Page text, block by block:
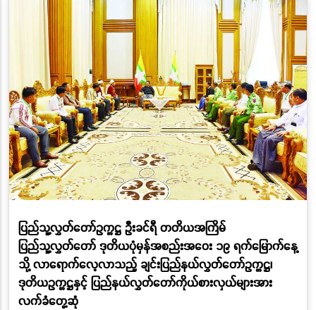
ပြည်သူ့လွှတ်တော်ဥက္ကဋ္ဌ ဦးခင်ရီ တတိယအကြိမ်
ပြည်သူ့လွှတ်တော် ဒုတိယပုံမှန်အစည်းအဝေး ၁၉ ရက်မြောက်နေ့
သို့ လာရောက်လေ့လာသည့် ချင်းပြည်နယ်လွှတ်တော်ဥက္ကဋ္ဌ၊
ဒုတိယဥက္ကဋ္ဌနှင့် ပြည်နယ်လွှတ်တော်ကိုယ်စားလှယ်များအား
လက်ခံတွေ့ဆုံ